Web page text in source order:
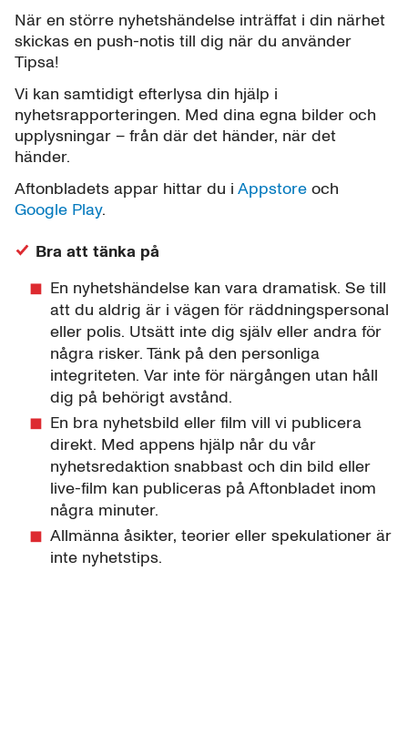
När en större nyhetshändelse inträffat i din närhet
skickas en push-notis till dig när du använder
Tipsa!
Vi kan samtidigt efterlysa din hjälp i
nyhetsrapporteringen. Med dina egna bilder och
upplysningar – från där det händer, när det
händer.
Aftonbladets appar hittar du i Appstore och
Google Play.
Bra att tänka på
En nyhetshändelse kan vara dramatisk. Se till
att du aldrig är i vägen för räddningspersonal
eller polis. Utsätt inte dig själv eller andra för
några risker. Tänk på den personliga
integriteten. Var inte för närgången utan håll
dig på behörigt avstånd.
En bra nyhetsbild eller film vill vi publicera
direkt. Med appens hjälp når du vår
nyhetsredaktion snabbast och din bild eller
live-film kan publiceras på Aftonbladet inom
några minuter.
Allmänna åsikter, teorier eller spekulationer är
inte nyhetstips.